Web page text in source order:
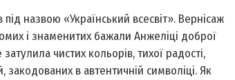
назвою «Український всесвіт». Вернісаж
і знаменитих бажали Анжеліці доброї
чистих кольорів, тихої радості,
в автентичній символіці. Як